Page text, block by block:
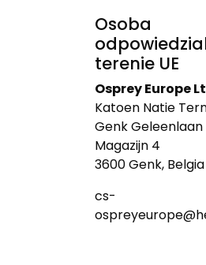
Osoba
terenie UE
Osprey Europe
Katoen Natie
Genk Geleenlaan
Magazijn 4
3600 Genk, Belgia
cs-